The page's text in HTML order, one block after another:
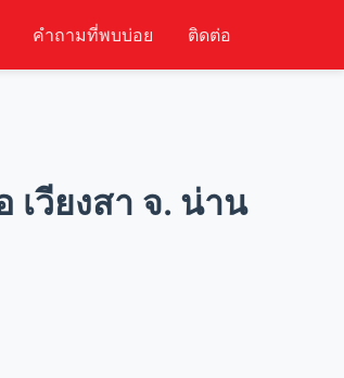
คำถามที่พบบ่อย ติดต่อ
เวียงสา จ. น่าน